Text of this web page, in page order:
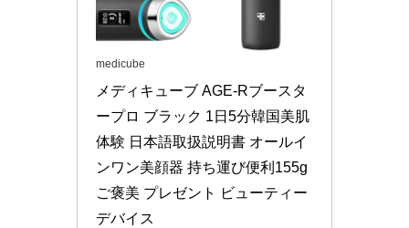
medicube
メディキューブ AGE-Rブースタ
ープロ ブラック 1日5分韓国美肌
体験 日本語取扱説明書 オールイ
ンワン美顔器 持ち運び便利155g
ご褒美 プレゼント ビューティー
デバイス